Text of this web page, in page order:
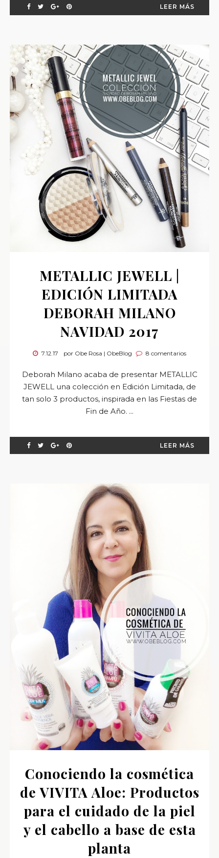
LEER MÁS
METALLIC JEWELL |
EDICIÓN LIMITADA
DEBORAH MILANO
NAVIDAD 2017
7.12.17 por Obe Rosa | ObeBlog 8 comentarios
Deborah Milano acaba de presentar METALLIC
JEWELL una colección en Edición Limitada, de
tan solo 3 productos, inspirada en las Fiestas de
Fin de Año. ...
LEER MÁS
Conociendo la cosmética
de VIVITA Aloe: Productos
para el cuidado de la piel
y el cabello a base de esta
planta